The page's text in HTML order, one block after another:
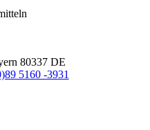
80337 DE
5160 -3931